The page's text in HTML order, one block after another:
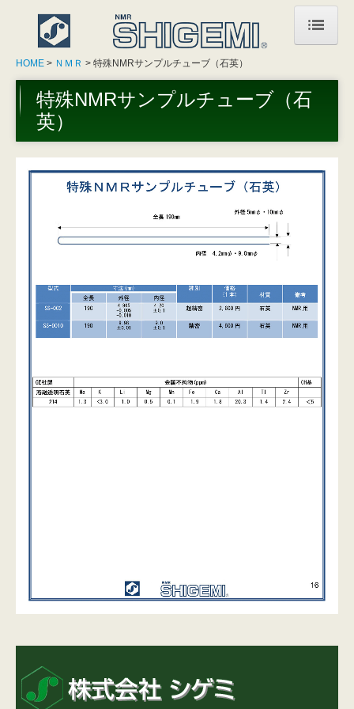
HOME
お知らせ
加工技術
お問合せ
プライバシーポリシー
HOME ＮＭＲ 特殊NMRサンプルチューブ（石英）
特殊NMRサンプルチューブ（石
英）